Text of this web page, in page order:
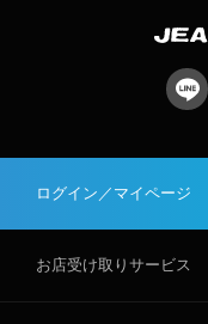
ログイン／マイページ
お店受け取りサービス